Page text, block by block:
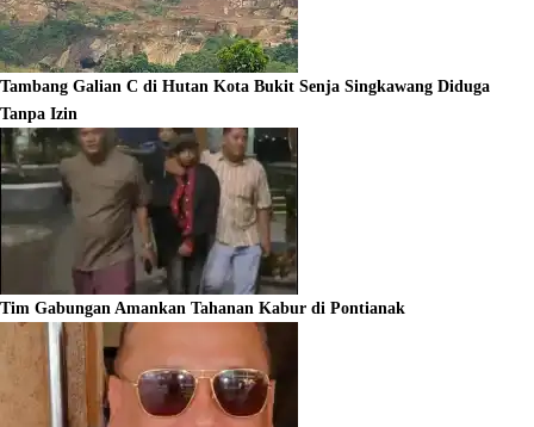
Tambang Galian C di Hutan Kota Bukit Senja Singkawang Diduga
Tanpa Izin
Tim Gabungan Amankan Tahanan Kabur di Pontianak